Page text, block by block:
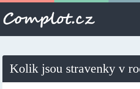
Různé
Kolik jsou stravenky v